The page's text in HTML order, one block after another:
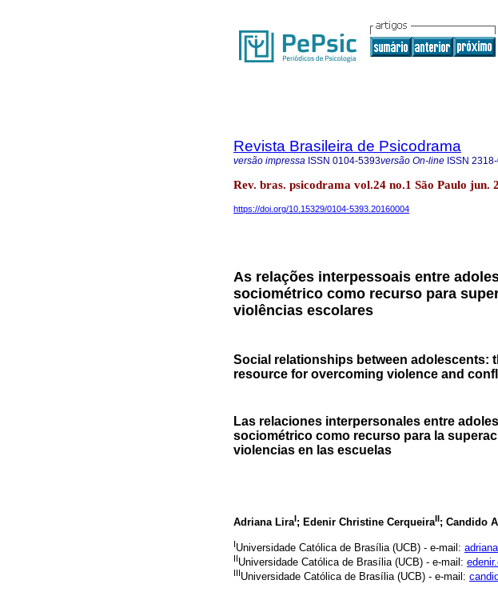
Revista Brasileira de Psicodrama
versão impressa ISSN 0104-5393versão On-line ISSN
Rev. bras. psicodrama vol.24 no.1 São Paulo jun.
https://doi.org/10.15329/0104-5393.20160004
As relações interpessoais entre
sociométrico como recurso para
violências escolares
Social relationships between adolescents:
resource for overcoming violence and
Las relaciones interpersonales entre
sociométrico como recurso para la
violencias en las escuelas
Adriana LiraI; Edenir Christine CerqueiraII; Candido
IUniversidade Católica de Brasília (UCB) - e-mail:
IIUniversidade Católica de Brasília (UCB) - e-mail:
IIIUniversidade Católica de Brasília (UCB) - e-mail: